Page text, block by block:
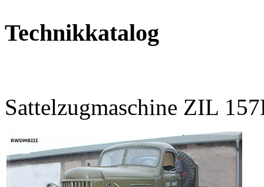
Technikkatalog
Sattelzugmaschine ZIL